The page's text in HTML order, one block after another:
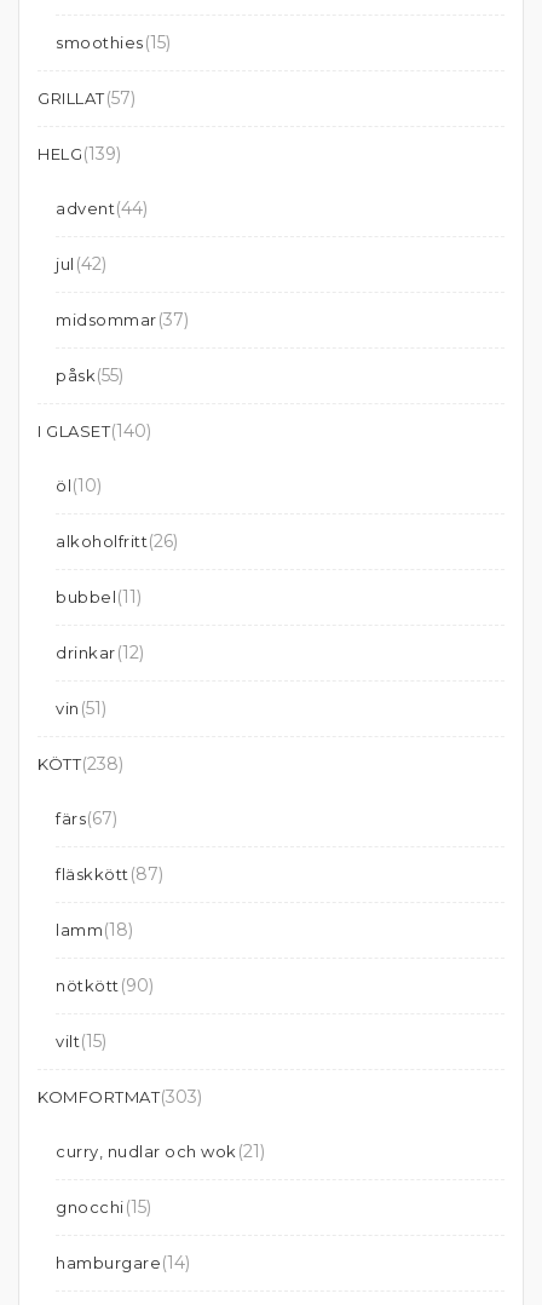
smoothies(15)
GRILLAT(57)
HELG(139)
advent(44)
jul (42)
midsommar(37)
påsk(55)
I GLASET(140)
öl(10)
alkoholfritt(26)
bubbel(11)
drinkar(12)
vin (51)
KÖTT(238)
färs(67)
fläskkött(87)
lamm(18)
nötkött(90)
vilt(15)
KOMFORTMAT(303)
curry, nudlar och wok(21)
gnocchi(15)
hamburgare(14)